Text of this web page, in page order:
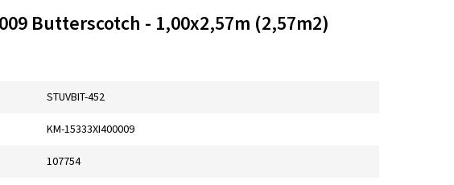
Butterscotch - 1,00x2,57m (2,57m2)
STUVBIT-452
KM-15333XI400009
107754